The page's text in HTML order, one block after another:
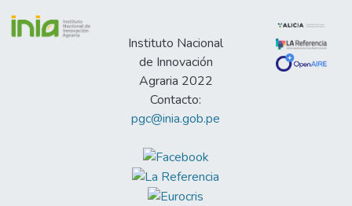
Instituto Nacional
de Innovación
Agraria 2022
Contacto:
pgc@inia.gob.pe